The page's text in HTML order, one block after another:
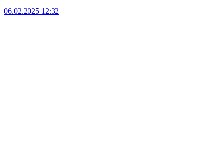
06.02.2025 12:32